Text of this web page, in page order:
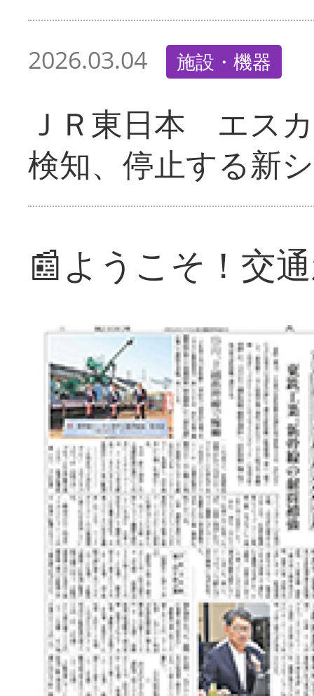
2026.03.04 施設・機器
ＪＲ東日本 エス
検知、停止する新
📰ようこそ！交